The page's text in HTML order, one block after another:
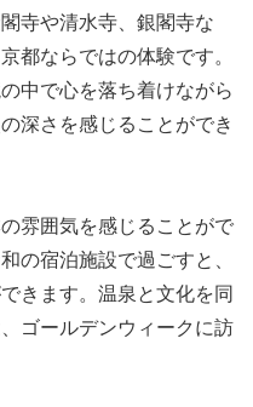
寺や清水寺、銀閣寺な
都ならではの体験です。
中で心を落ち着けながら
深さを感じることができ
雰囲気を感じることがで
の宿泊施設で過ごすと、
きます。温泉と文化を同
ゴールデンウィークに訪